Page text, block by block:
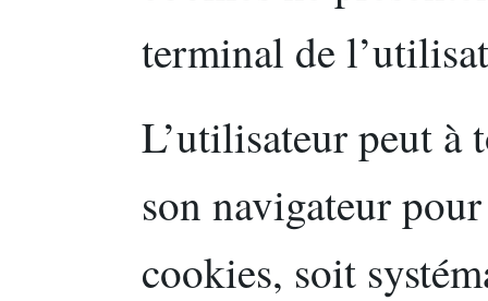
terminal de
L’utilisateur peut à
son navigateur
cookies, soit